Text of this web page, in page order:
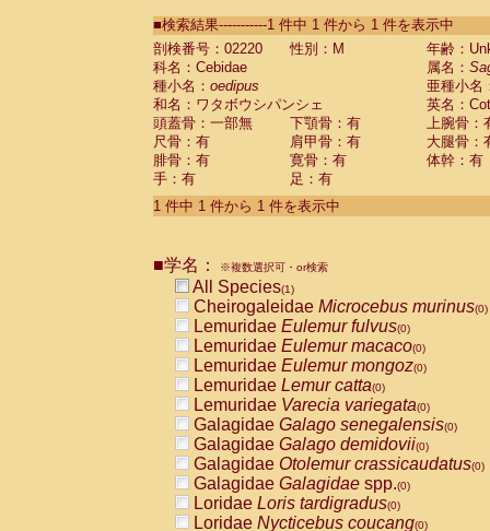
CebidaeSaguinus labiatus(0)
Cebidae Saguinus leucopus (0)
Cebidae
Cebidae
CebidaeSaguinus nigricollis (0)
Cebidae Saguinus oedipus
Cebidae Saguinus weddelli
Cebidae Saguinusspp.
Cebidae Aotus trivirgatus
Cebidae Cebus albifrons
CebidaeCebus nigrivittatus
CebidaeCebus
CebidaeSaimiri boliviensis(0)
CebidaeSaimiri sciureus(0)
AtelidaeAlouatta caraya(0)
AtelidaeAlouatta fusca(0)
AtelidaeAlouatta seniculus
AtelidaeAlouattaspp.(0)
AtelidaeAteles belzebuth(0)
AtelidaeAteles geoffroyi(0)
AtelidaeAteles paniscus(0)
AtelidaeAtelesspp.(0)
Atelidae Lagothrix lagothricha
AtelidaeLagothrix lagothricha cana
■検索結果-----------1 件中 1 件から 1 件を表示中
剖検番号：02220
性別：M
年齢：
科名：Cebidae
属名：
種小名： oedipus
亜種小名
和名：ワタボウシパンシェ
英名：
頭蓋骨：一部無
下顎骨：有
上腕骨：
尺骨：有
肩甲骨：有
大腿骨：
腓骨：有
寛骨：有
体幹：有
手：有
足：有
1 件中 1 件から 1 件を表示中
■学名： ※複数選択可・or検索
All Species(1)
Cheirogaleidae Microcebus murinus(0)
Lemuridae Eulemur fulvus(0)
Lemuridae Eulemur macaco(0)
Lemuridae Eulemur mongoz(0)
Lemuridae Lemur catta(0)
Lemuridae Varecia variegata(0)
Galagidae Galago senegalensis(0)
Galagidae Galago demidovii(0)
Galagidae Otolemur crassicaudatus(0)
Galagidae Galagidae spp.(0)
Loridae Loris tardigradus(0)
Loridae Nycticebus coucang(0)